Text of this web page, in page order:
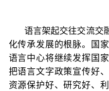
语言架起交往交流交
化传承发展的根脉。国
语言中心将继续发挥国
把语言文字政策宣传好
资源保护好、研究好、